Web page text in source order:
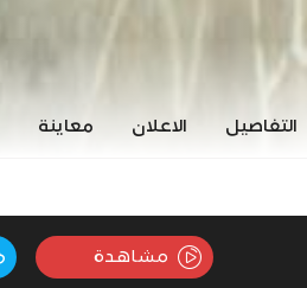
التفاصيل الاعلان معاينة
مشاهدة